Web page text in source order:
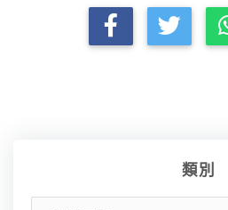
類別